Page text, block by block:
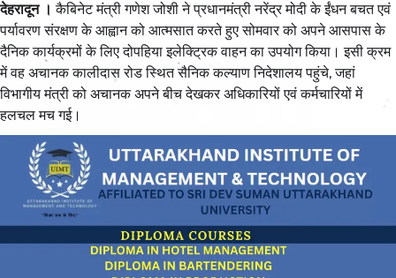
देहरादून । कैबिनेट मंत्री गणेश जोशी ने प्रधानमंत्री नरेंद्र मोदी के ईंधन बचत एवं
पर्यावरण संरक्षण के आह्वान को आत्मसात करते हुए सोमवार को अपने आसपास के
दैनिक कार्यक्रमों के लिए दोपहिया इलेक्ट्रिक वाहन का उपयोग किया। इसी क्रम
में वह अचानक कालीदास रोड स्थित सैनिक कल्याण निदेशालय पहुंचे, जहां
विभागीय मंत्री को अचानक अपने बीच देखकर अधिकारियों एवं कर्मचारियों में
हलचल मच गई।